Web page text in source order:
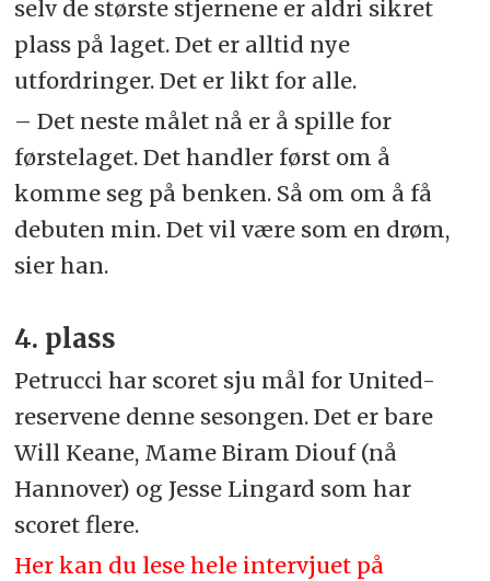
selv de største stjernene er aldri sikret
plass på laget. Det er alltid nye
utfordringer. Det er likt for alle.
– Det neste målet nå er å spille for
førstelaget. Det handler først om å
komme seg på benken. Så om om å få
debuten min. Det vil være som en drøm,
sier han.
4. plass
Petrucci har scoret sju mål for United-
reservene denne sesongen. Det er bare
Will Keane, Mame Biram Diouf (nå
Hannover) og Jesse Lingard som har
scoret flere.
Her kan du lese hele intervjuet på